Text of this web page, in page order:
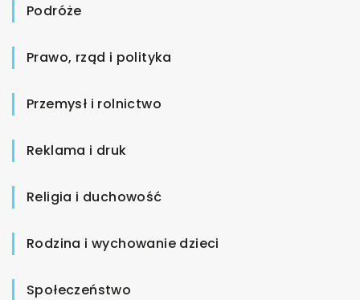
Podróże
Prawo, rząd i polityka
Przemysł i rolnictwo
Reklama i druk
Religia i duchowość
Rodzina i wychowanie dzieci
Społeczeństwo